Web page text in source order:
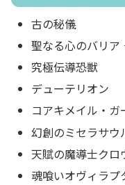
古の秘儀
聖なる心のバリア
究極伝導恐獣
デューテリオン
コアキメイル・ガ
幻創のミセラサウ
天賦の魔導士クロ
魂喰いオヴィラプ